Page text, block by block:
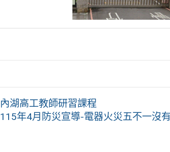
內湖高工教師研習課程
115年4月防災宣導-電器火災五不一沒